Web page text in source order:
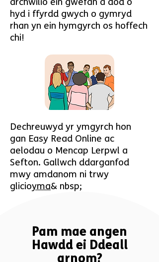
hyd i ffyrdd gwych o gymryd
rhan yn ein hymgyrch os hoffech
chi!
Dechreuwyd yr ymgyrch hon
gan Easy Read Online ac
aelodau o Mencap Lerpwl a
Sefton. Gallwch ddarganfod
mwy amdanom ni trwy
glicioyma& nbsp;
Pam mae angen
Hawdd ei Ddeall
arnom?